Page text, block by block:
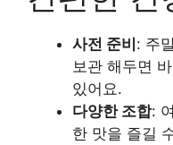
사전 준비: 주
보관 해두면
있어요.
다양한 조합:
한 맛을 즐길